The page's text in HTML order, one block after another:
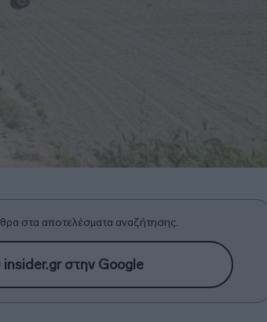
στα αποτελέσματα αναζήτησης.
στην Google